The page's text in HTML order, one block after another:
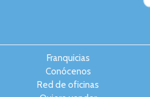
Franquicias
Conócenos
Red de oficinas